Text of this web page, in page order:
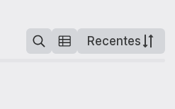
Recentes